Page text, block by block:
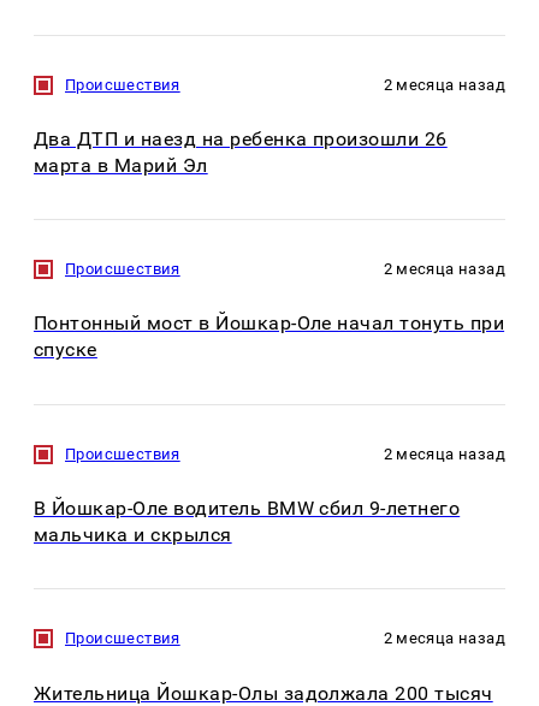
Происшествия 2 месяца назад
Два ДТП и наезд на ребенка произошли 26
марта в Марий Эл
Происшествия 2 месяца назад
Понтонный мост в Йошкар-Оле начал тонуть при
спуске
Происшествия 2 месяца назад
В Йошкар-Оле водитель BMW сбил 9-летнего
мальчика и скрылся
Происшествия 2 месяца назад
Жительница Йошкар-Олы задолжала 200 тысяч